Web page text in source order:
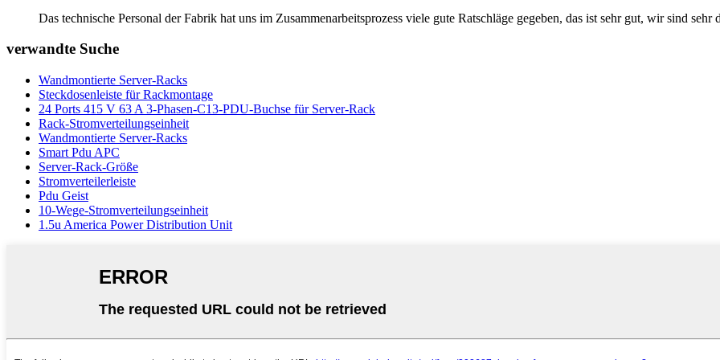
Das technische Personal der Fabrik hat uns im Zusammenarbeitsprozess viele gute Ratschläge gegeben, das ist sehr gut, wir sind sehr
verwandte Suche
Wandmontierte Server-Racks
Steckdosenleiste für Rackmontage
24 Ports 415 V 63 A 3-Phasen-C13-PDU-Buchse für Server-Rack
Rack-Stromverteilungseinheit
Wandmontierte Server-Racks
Smart Pdu APC
Server-Rack-Größe
Stromverteilerleiste
Pdu Geist
10-Wege-Stromverteilungseinheit
1.5u America Power Distribution Unit